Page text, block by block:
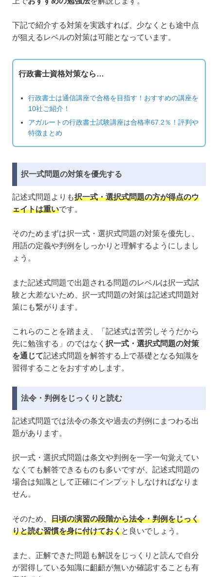
下記で紹介する対策を実践すれば、少なくとも途中点
が狙えるレベルの対策は可能となっています。
行政書士資格対策なら…
行政書士は通信講座で合格を目指す！おすすめの講座を
10社ご紹介！
アガルートの行政書士試験講座は合格率67.2％！評判や
特徴まとめ
択一式問題の対策を優先する
記述式問題よりも択一式・選択式問題の方が得点のウ
ェイトは重いです。
そのためまずは択一式・選択式問題の対策を優先し、
用語の定義や判例をしっかりと理解するようにしまし
ょう。
また記述式問題で出題される問題のレベルは択一式試
験と大差ないため、択一式問題の対策は記述式問題対
策にも繋がります。
これらのことを踏まえ、「記述式は苦労しそうだから
先に勉強する」のではなく 択一式・選択式問題の対策
を通じて記述式問題を解答する上で基礎となる知識を
習得することをおすすめします。
法令・判例をじっくりと読む
記述式問題では法令の条文や過去の判例にまつわる出
題があります。
択一式・選択式問題は条文や判例を一字一句覚えてい
なくても解答できるものも多いですが、記述式問題の
場合は知識として正確にインプットしなければなりま
せん。
そのため、 日頃の演習の段階から法令・判例をじっく
りと読む習慣を身に付けておくと良いでしょう。
また、正解できた問題も解説をじっくりと読んで自分
が習得している知識に齟齬が無いか確認することも有